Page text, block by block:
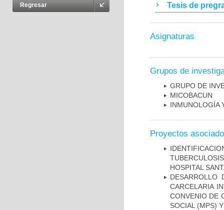
Regresar
Tesis de
Asignaturas
Grupos de
GRUPO DE
MICOBAC­UN
INMUNOLOGÍA
Proyectos
HOSPITAL
CARCELARIA
CONVENIO DE
SOCIAL (MPS)